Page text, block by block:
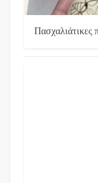
Πασχαλιάτικες